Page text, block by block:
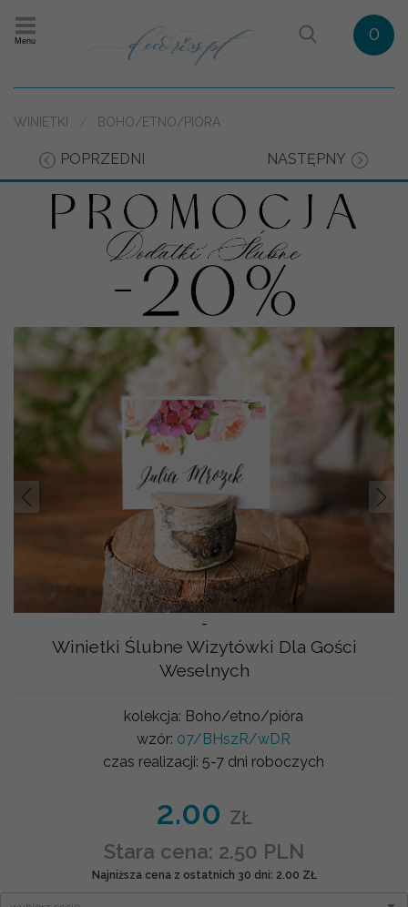
Menu 0
WINIETKI BOHO/ETNO/PIÓRA
POPRZEDNI NASTĘPNY
-
Prev
Winietki Ślubne Wizytówki Dla Gości
Weselnych
kolekcja: Boho/etno/pióra
wzór: 07/BHszR/wDR
czas realizacji: 5-7 dni roboczych
2.00 ZŁ
Stara cena: 2.50 PLN
Najniższa cena z ostatnich 30 dni: 2.00 ZŁ